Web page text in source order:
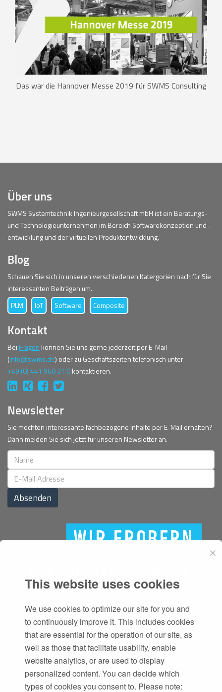
Das war die Hannover Messe 2019 für SWMS Consulting
Über uns
SWMS Systemtechnik Ingenieurgesellschaft mbH ist ein Beratungs-
und Technologieunternehmen im Bereich Softwarekonzeption und -
entwicklung und der virtuellen Produktentwicklung.
Blog
Schauen Sie sich in unseren verschiedenen Katergorien nach für Sie
interessanten Beiträgen um.
PLM
IoT Software Composite
Kontakt
Bei Fragen können Sie uns gerne jederzeit per E-Mail
(info@swms.de) oder zu Geschäftszeiten telefonisch unter
+49 (0) 441 960 21 0kontaktieren.
Newsletter
Sie möchten interessante fachbezogene Inhalte per E-Mail erhalten?
Dann melden Sie sich jetzt für unseren Newsletter an.
Absenden
✕
This website uses cookies
We use cookies to optimize our site for you and
to continuously improve it. This includes cookies
that are essential for the operation of our site, as
well as those that facilitate usability, enable
website analytics, or are used to display
personalized content. You can decide which
types of cookies you consent to. Please note: